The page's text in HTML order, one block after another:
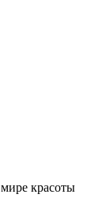
красоты